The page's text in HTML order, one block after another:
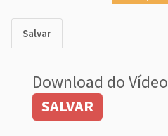
Salvar
Download do Vídeo
SALVAR